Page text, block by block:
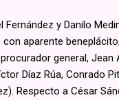
Fernández y Danilo
aparente
general,
Díaz Rúa, Conrado
Respecto a César